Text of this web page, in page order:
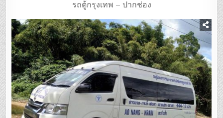
รถตู้กรุงเทพ – ปากช่อง